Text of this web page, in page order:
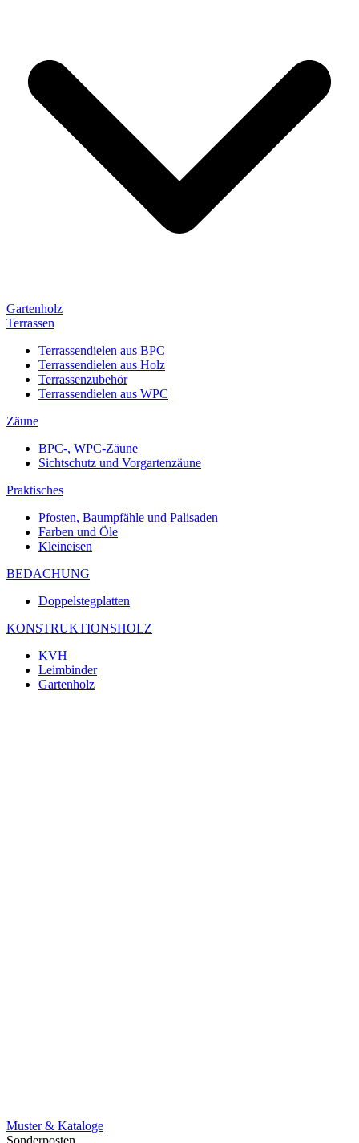
Gartenholz
Terrassen
Terrassendielen aus BPC
Terrassendielen aus Holz
Terrassenzubehör
Terrassendielen aus WPC
Zäune
BPC-, WPC-Zäune
Sichtschutz und Vorgartenzäune
Praktisches
Pfosten, Baumpfähle und Palisaden
Farben und Öle
Kleineisen
BEDACHUNG
Doppelstegplatten
KONSTRUKTIONSHOLZ
KVH
Leimbinder
Gartenholz
Muster & Kataloge
Sonderposten